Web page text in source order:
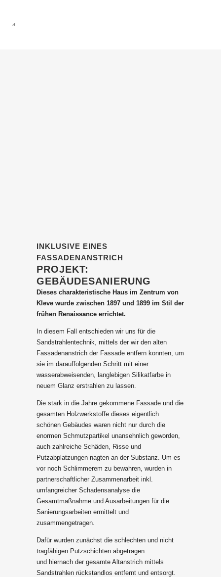
INKLUSIVE EINES
FASSADENANSTRICH
PROJEKT:
GEBÄUDESANIERUNG
Dieses charakteristische Haus im Zentrum von
Kleve wurde zwischen 1897 und 1899 im Stil der
frühen Renaissance errichtet.
In diesem Fall entschieden wir uns für die
Sandstrahlentechnik, mittels der wir den alten
Fassadenanstrich der Fassade entfern konnten, um
sie im darauffolgenden Schritt mit einer
wasserabweisenden, langlebigen Silikatfarbe in
neuem Glanz erstrahlen zu lassen.
Die stark in die Jahre gekommene Fassade und die
gesamten Holzwerkstoffe dieses eigentlich
schönen Gebäudes waren nicht nur durch die
enormen Schmutzpartikel unansehnlich geworden,
auch zahlreiche Schäden, Risse und
Putzabplatzungen nagten an der Substanz. Um es
vor noch Schlimmerem zu bewahren, wurden in
partnerschaftlicher Zusammenarbeit inkl.
umfangreicher Schadensanalyse die
Gesamtmaßnahme und Ausarbeitungen für die
Sanierungsarbeiten ermittelt und
zusammengetragen.
Dafür wurden zunächst die schlechten und nicht
tragfähigen Putzschichten abgetragen
und hiernach der gesamte Altanstrich mittels
Sandstrahlen rückstandlos entfernt und entsorgt.